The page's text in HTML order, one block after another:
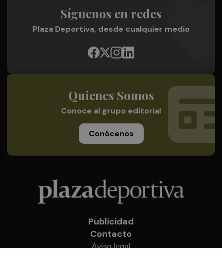
Síguenos en redes
Plaza Deportiva, desde cualquier medio
Quienes Somos
Conoce al grupo editorial
Conócenos
Publicidad
Contacto
Aviso legal